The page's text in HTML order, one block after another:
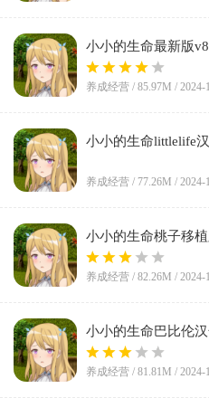
小小的生命最新版
养成经营 / 85.97M / 2024-
小小的生命littlelife
养成经营 / 77.26M / 2024-
小小的生命桃子移
养成经营 / 82.26M / 2024-
小小的生命巴比伦
养成经营 / 81.81M / 2024-